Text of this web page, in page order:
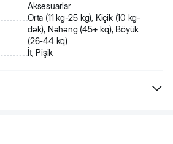
Aksesuarlar
Orta (11 kg-25 kg), Kiçik (10 kg-
dək), Nəhəng (45+ kq), Böyük
(26-44 kq)
İt, Pişik